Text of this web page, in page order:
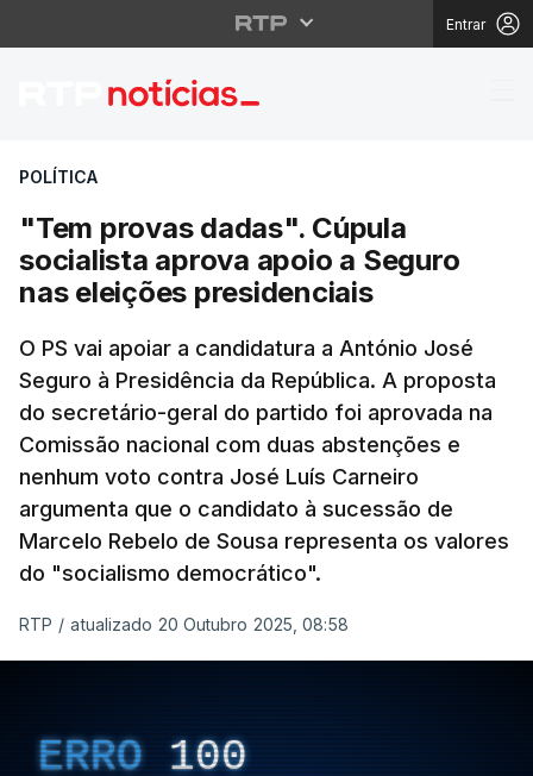
Entrar
"Tem provas dadas".
POLÍTICA
"Tem provas dadas". Cúpula
socialista aprova apoio a Seguro
nas eleições presidenciais
O PS vai apoiar a candidatura a António José
Seguro à Presidência da República. A proposta
do secretário-geral do partido foi aprovada na
Comissão nacional com duas abstenções e
nenhum voto contra José Luís Carneiro
argumenta que o candidato à sucessão de
Marcelo Rebelo de Sousa representa os valores
do "socialismo democrático".
RTP / atualizado 20 Outubro 2025, 08:58
ERRO 100